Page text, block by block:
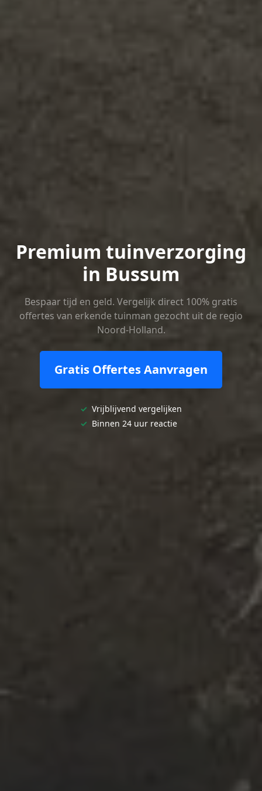
Premium tuinverzorging
in Bussum
Bespaar tijd en geld. Vergelijk direct 100% gratis
offertes van erkende tuinman gezocht uit de regio
Noord-Holland.
Gratis Offertes Aanvragen
✓ Vrijblijvend vergelijken
✓ Binnen 24 uur reactie